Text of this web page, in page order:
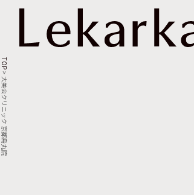
TOP
>
大美会クリニック 京都烏丸院